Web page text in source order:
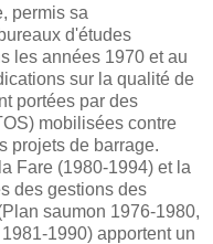
permis sa
d'études
les années 1970 et au
sur la qualité de
portées par des
mobilisées contre
projets de barrage.
Fare (1980-1994) et la
des gestions des
saumon 1976-1980,
1990) apportent un